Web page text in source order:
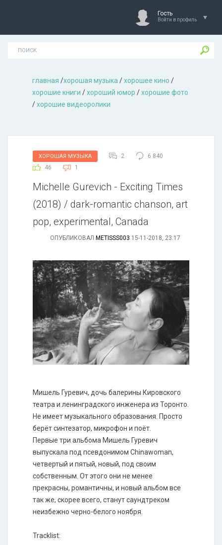
Гость
Войти в профиль
главная /хорошая музыкa /хорошее кино /
хорошие книги /хороший юмор /хорошие фото
/хорошие видеоролики
ХОРОШАЯ МУЗЫКА 2
6 840
46
1
Michelle Gurevich - Exciting Times
(2018) / dark-romantic chanson, art
pop, experimental, Canada
ОПУБЛИКОВАЛ METISSS003 15-11-2018, 23:17
Мишель Гуревич, дочь балерины Кировского
театра и ленинградского инженера из Торонто.
Не имеет музыкального образования. Просто
берёт синтезатор, микрофон и поёт.
Первые три альбома Мишель Гуревич
выпускала под псевдонимом Chinawoman,
четвертый и пятый, новый, под своим
собственным. От этого они не менее
прекрасны, романтичны, и новый альбом все
так же, скорее всего, станут саундтреком
неизбежно черно-белого ноября.
Tracklist: